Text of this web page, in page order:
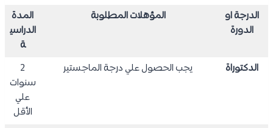
الدرجة او
الدورة
المؤهلات المطلوبة
المدة
الدراسي
ة
الدكتوراة
يجب الحصول علي درجة الماجستير
2
سنوات
علي
الأقل